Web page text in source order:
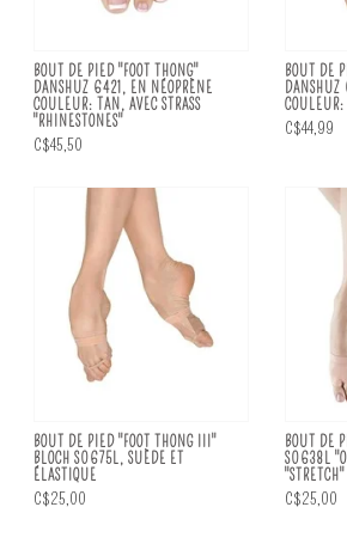
BOUT DE PIED "FOOT THONG"
DANSHUZ 6421, EN NÉOPRÈNE
COULEUR: TAN, AVEC STRASS
"RHINESTONES"
C$45,50
BOUT DE
C$44,99
BOUT DE PIED "FOOT THONG III"
BLOCH S0675L, SUÈDE ET
ÉLASTIQUE
C$25,00
BOUT DE
S0638L
"STRETCH"
C$25,00